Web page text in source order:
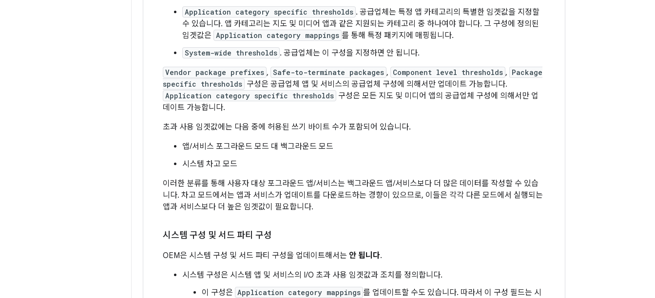
Application category specific thresholds . 공급업체는 특정 앱 카테고리의 특별한 임곗값을 지정할
수 있습니다. 앱 카테고리는 지도 및 미디어 앱과 같은 지원되는 카테고리 중 하나여야 합니다. 그 구성에 정의된
임곗값은 Application category mappings 를 통해 특정 패키지에 매핑됩니다.
System-wide thresholds . 공급업체는 이 구성을 지정하면 안 됩니다.
Vendor package prefixes , Safe-to-terminate packages , Component level thresholds , Package
specific thresholds 구성은 공급업체 앱 및 서비스의 공급업체 구성에 의해서만 업데이트 가능합니다.
Application category specific thresholds 구성은 모든 지도 및 미디어 앱의 공급업체 구성에 의해서만 업
데이트 가능합니다.
초과 사용 임곗값에는 다음 중에 허용된 쓰기 바이트 수가 포함되어 있습니다.
앱/서비스 포그라운드 모드 대 백그라운드 모드
시스템 차고 모드
이러한 분류를 통해 사용자 대상 포그라운드 앱/서비스는 백그라운드 앱/서비스보다 더 많은 데이터를 작성할 수 있습
니다. 차고 모드에서는 앱과 서비스가 업데이트를 다운로드하는 경향이 있으므로, 이들은 각각 다른 모드에서 실행되는
앱과 서비스보다 더 높은 임곗값이 필요합니다.
시스템 구성 및 서드 파티 구성
OEM은 시스템 구성 및 서드 파티 구성을 업데이트해서는 안 됩니다.
시스템 구성은 시스템 앱 및 서비스의 I/O 초과 사용 임곗값과 조치를 정의합니다.
이 구성은 Application category mappings 를 업데이트할 수도 있습니다. 따라서 이 구성 필드는 시